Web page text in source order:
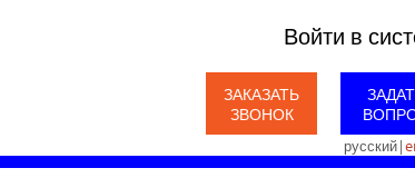
Войти в
ЗАКАЗАТЬ
ЗВОНОК
русский|